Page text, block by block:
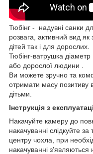
Тюбінг - надувні санки
розвага, активний вид як
дітей так і для дорослих.
Тюбінг-ватрушка
або дорослої людини .
Ви можете зручно та
отримати масу позитиву
дітьми.
Інструкція з
Накачуйте камеру до
накачуванні слідкуйте
центру чохла, при
накачуванні з'являються